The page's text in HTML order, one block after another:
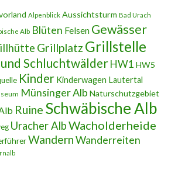
Alpenblick Aussichtsturm Bad Urach
Alb Blüten Felsen Gewässer
Grillplatz Grillstelle
SchluchtwälderHW1 HW5
Kinder Kinderwagen Lautertal
Münsinger Alb Naturschutzgebiet
Ruine Schwäbische Alb
Uracher AlbWacholderheide
WandernWanderreiten